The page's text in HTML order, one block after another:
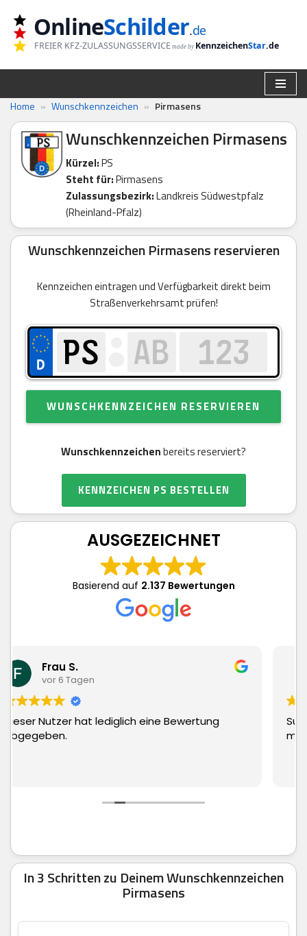
Zum
Inhalt
springen
OnlineSchilder.de
FREIER KFZ-ZULASSUNGSSERVICE made by KennzeichenStar.de
Home » Wunschkennzeichen » Pirmasens
Wunschkennzeichen Pirmasens
Kürzel:PS
Steht für:Pirmasens
Zulassungsbezirk:Landkreis Südwestpfalz
(Rheinland-Pfalz)
Wunschkennzeichen Pirmasens reservieren
Kennzeichen eintragen und Verfügbarkeit direkt beim
Straßenverkehrsamt prüfen!
WUNSCHKENNZEICHEN RESERVIEREN
Wunschkennzeichenbereits reserviert?
KENNZEICHEN PS BESTELLEN
AUSGEZEICHNET
Basierend auf 2.137 Bewertungen
Superschnelle Lieferung und top Ware. Kann
In 3 Schritten zu Deinem Wunschkennzeichen
Pirmasens